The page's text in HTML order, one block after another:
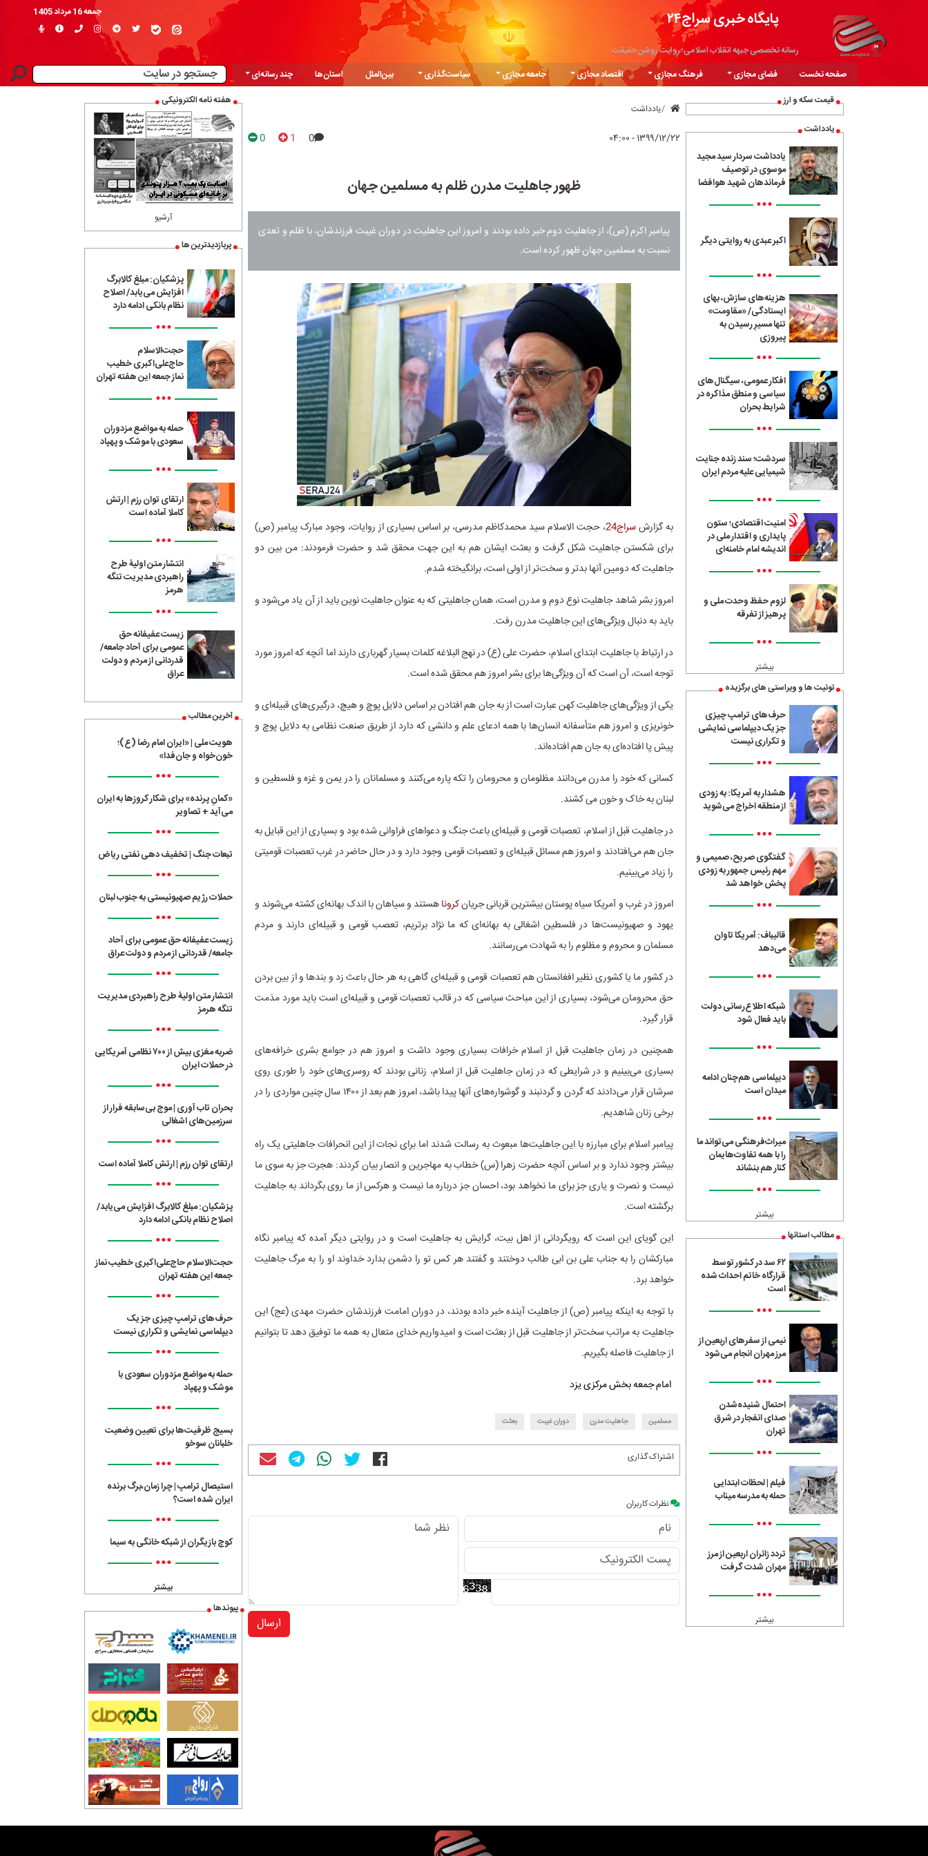
پایگاه خبری سراج۲۴
رسانه تخصصی جبهه انقلاب اسلامی؛ روایت روشن حقیقت
جمعه 16 مرداد 1405
صفحه نخست فضای مجازی فرهنگ مجازی اقتصاد مجازی جامعه مجازی سیاست‌گذاری بین‌الملل استان‌ها
چند رسانه‌ای
قیمت سکه و ارز
یادداشت
یادداشت سردار سید مجید
موسوی در توصیف
فرماندهان شهید هوافضا
•••
اکبر عبدی به روایتی دیگر
•••
هزینه‌های سازش، بهای
ایستادگی/ «مقاومت»
تنها مسیرِ رسیدن به
پیروزی
•••
افکار عمومی، سیگنال‌های
سیاسی و منطق مذاکره در
شرایط بحران
•••
سردشت؛ سند زنده جنایت
شیمیایی علیه مردم ایران
•••
امنیت اقتصادی؛ ستون
پایداری و اقتدار ملی در
اندیشه امام خامنه‌ای
•••
لزوم حفظ وحدت ملی و
پرهیز از تفرقه
•••
بیشتر
توئیت ها و ویراستی های برگزیده
حرف‌های ترامپ چیزی
جز یک دیپلماسی نمایشی
و تکراری نیست
•••
هشدار به آمریکا: به زودی
از منطقه اخراج می‌شوید
•••
گفتگوی صریح، صمیمی و
مهم رئیس جمهور به زودی
پخش خواهد شد
•••
قالیباف: آمریکا تاوان
می‌دهد
•••
شبکه اطلاع‌رسانی دولت
باید فعال شود
•••
دیپلماسی هم‌چنان ادامه
میدان است
•••
میراث‌فرهنگی می‌تواند ما
را با همه تفاوت‌هایمان
کنار هم بنشاند
•••
بیشتر
مطالب استانها
۶۲ سد در کشور توسط
قرارگاه خاتم احداث شده
است
•••
نیمی از سفرهای اربعین از
مرز مهران انجام می‌شود
•••
احتمال شنیده‌شدن
صدای انفجار در شرق
تهران
•••
فیلم | لحظات ابتدایی
حمله به مدرسه میناب
•••
تردد زائران اربعین از مرز
مهران شدت گرفت
•••
بیشتر
یادداشت
۱۳۹۹/۱۲/۲۲ - ۰۴:۰۰ 0
1
0
ظهور جاهلیت مدرن ظلم به مسلمین جهان
پیامبر اکرم (ص)، از جاهلیت دوم خبر داده بودند و امروز این جاهلیت در دوران غیبت فرزندشان، با ظلم و تعدی
نسبت به مسلمین جهان ظهور کرده است.
به گزارشسراج24
، حجت الاسلام سید محمدکاظم مدرسی، بر اساس بسیاری از روایات، وجود مبارک پیامبر (ص)
برای شکستن جاهلیت شکل گرفت و بعثت ایشان هم به این جهت محقق شد و حضرت فرمودند: من بین دو
جاهلیت که دومین آنها بدتر و سخت‌تر از اولی است، برانگیخته شدم.
امروز بشر شاهد جاهلیت نوع دوم و مدرن است، همان جاهلیتی که به عنوان جاهلیت نوین باید از آن یاد می‌شود و
باید به دنبال ویژگی‌های این جاهلیت مدرن رفت.
در ارتباط با جاهلیت ابتدای اسلام، حضرت علی (ع) در نهج البلاغه کلمات بسیار گهرباری دارند اما آنچه که امروز مورد
توجه است، آن است که آن ویژگی‌ها برای بشر امروز هم محقق شده است.
یکی از ویژگی‌های جاهلیت کهن عبارت است از به جان هم افتادن بر اساس دلایل پوچ و هیچ، درگیری‌های قبیله‌ای و
خونریزی و امروز هم متأسفانه انسان‌ها با همه ادعای علم و دانشی که دارد از طریق صنعت نظامی به دلایل پوچ و
پیش پا افتاده‌ای به جان هم افتاده‌اند.
کسانی که خود را مدرن می‌دانند مظلومان و محرومان را تکه پاره می‌کنند و مسلمانان را در یمن و غزه و فلسطین و
لبنان به خاک و خون می کشند.
در جاهلیت قبل از اسلام، تعصبات قومی و قبیله‌ای باعث جنگ و دعواهای فراوانی شده بود و بسیاری از این قبایل به
جان هم می‌افتادند و امروز هم مسائل قبیله‌ای و تعصبات قومی وجود دارد و در حال حاضر در غرب تعصبات قومیتی
را زیاد می‌بینیم.
امروز در غرب و آمریکا سیاه پوستان بیشترین قربانی جریانکروناهستند و سیاهان با اندک بهانه‌ای کشته می‌شوند و
یهود و صهیونیست‌ها در فلسطین اشغالی به بهانه‌ای که ما نژاد برتریم، تعصب قومی و قبیله‌ای دارند و مردم
مسلمان و محروم و مظلوم را به شهادت می‌رسانند.
در کشور ما یا کشوری نظیر افغانستان هم تعصبات قومی و قبیله‌ای گاهی به هر حال باعث زد و بندها و از بین بردن
حق محرومان می‌شود، بسیاری از این مباحث سیاسی که در قالب تعصبات قومی و قبیله‌ای است باید مورد مذمت
قرار گیرد.
همچنین در زمان جاهلیت قبل از اسلام خرافات بسیاری وجود داشت و امروز هم در جوامع بشری خرافه‌های
بسیاری می‌بینیم و در شرایطی که در زمان جاهلیت قبل از اسلام، زنانی بودند که روسری‌های خود را طوری روی
سرشان قرار می‌دادند که گردن و گردنبند و گوشواره‌های آنها پیدا باشد، امروز هم بعد از ۱۴۰۰ سال چنین مواردی را در
برخی زنان شاهدیم.
پیامبر اسلام برای مبارزه با این جاهلیت‌ها مبعوث به رسالت شدند اما برای نجات از این انحرافات جاهلیتی یک راه
بیشتر وجود ندارد و بر اساس آنچه حضرت زهرا (س) خطاب به مهاجرین و انصار بیان کردند: هجرت جز به سوی ما
نیست و نصرت و یاری جز برای ما نخواهد بود، احسان جز درباره ما نیست و هرکس از ما روی بگرداند به جاهلیت
برگشته است.
این گویای این است که رویگردانی از اهل بیت، گرایش به جاهلیت است و در روایتی دیگر آمده که پیامبر نگاه
مبارکشان را به جناب علی بن ابی طالب دوختند و گفتند هر کس تو را دشمن بدارد خداوند او را به مرگ جاهلیت
خواهد برد.
با توجه به اینکه پیامبر (ص) از جاهلیت آینده خبر داده بودند، در دوران امامت فرزندشان حضرت مهدی (عج) این
جاهلیت به مراتب سخت‌تر از جاهلیت قبل از بعثت است و امیدواریم خدای متعال به همه ما توفیق دهد تا بتوانیم
از جاهلیت فاصله بگیریم.
امام جمعه بخش مرکزی یزد
مسلمین جاهلیت مدرن دوران غیبت بعثت
اشتراک گذاری
نظرات کاربران
ارسال
هفته نامه الکترونیکی
آرشیو
پربازدیدترین ها
پزشکیان: مبلغ کالابرگ
افزایش می‌یابد/ اصلاح
نظام بانکی ادامه دارد
•••
حجت‌الاسلام
حاج‌علی‌اکبری خطیب
نماز جمعه این هفته تهران
•••
حمله به مواضع مزدوران
سعودی با موشک و پهپاد
•••
ارتقای توان رزم | ارتش
کاملا آماده است
•••
انتشار متن اولیۀ طرح
راهبردی مدیریت تنگه
هرمز
•••
زیست عفیفانه حق
عمومی برای آحاد جامعه/
قدردانی از مردم و دولت
عراق
آخرین مطالب
هویت ملی | «ایران امام رضا (ع)؛
خون‌خواه و جان‌فدا»
•••
«کمانِ پرنده» برای شکار کروزها به ایران
می‌آید + تصاویر
•••
تبعات جنگ | تخفیف دهی نفتی ریاض
•••
حملات رژیم صهیونیستی به جنوب لبنان
•••
زیست عفیفانه حق عمومی برای آحاد
جامعه/ قدردانی از مردم و دولت عراق
•••
انتشار متن اولیۀ طرح راهبردی مدیریت
تنگه هرمز
•••
ضربه مغزی بیش از ۷۰۰ نظامی آمریکایی
در حملات ایران
•••
بحران تاب آوری | موج بی‌سابقه فرار از
سرزمین‌های اشغالی
•••
ارتقای توان رزم | ارتش کاملا آماده است
•••
پزشکیان: مبلغ کالابرگ افزایش می‌یابد/
اصلاح نظام بانکی ادامه دارد
•••
حجت‌الاسلام حاج‌علی‌اکبری خطیب نماز
جمعه این هفته تهران
•••
حرف‌های ترامپ چیزی جز یک
دیپلماسی نمایشی و تکراری نیست
•••
حمله به مواضع مزدوران سعودی با
موشک و پهپاد
•••
بسیج ظرفیت‌ها برای تعیین وضعیت
خلبانان سوخو
•••
استیصال ترامپ | چرا زمان،برگ برنده
ایران شده است؟
•••
کوچ بازیگران از شبکه خانگی به سیما
•••
بیشتر
پیوندها